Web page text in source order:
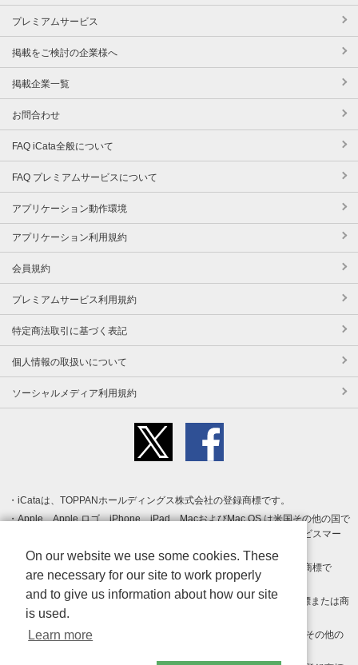
プレミアムサービス
掲載をご検討の企業様へ
掲載企業一覧
お問合わせ
FAQ iCata全般について
FAQ プレミアムサービスについて
アプリケーション動作環境
アプリケーション利用規約
会員規約
プレミアムサービス利用規約
特定商法取引に基づく表記
個人情報の取扱いについて
ソーシャルメディア利用規約
iCataは、TOPPANホールディングス株式会社の登録商標です。
Apple、Apple ロゴ、iPhone、iPad、MacおよびMac OS は米国その他の国で
登録された Apple Inc. の商標です。App Store は Apple Inc. のサービスマー
クです。
Android、Google Play および Google Play ロゴ は Google LLC の商標で
す。
Windows は Microsoft Inc.の米国およびその他の国における登録商標または商
標です。
Adobe、Adobe Reader、Adobe PDF は、Adobe Inc.の米国およびその他の
On our website we use some cookies. These
are necessary for our site to work properly
and to give us information about how our site
is used.
Learn more